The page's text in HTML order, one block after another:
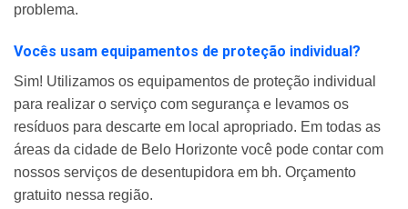
problema.
Vocês usam equipamentos de proteção individual?
Sim! Utilizamos os equipamentos de proteção individual
para realizar o serviço com segurança e levamos os
resíduos para descarte em local apropriado. Em todas as
áreas da cidade de Belo Horizonte você pode contar com
nossos serviços de desentupidora em bh. Orçamento
gratuito nessa região.